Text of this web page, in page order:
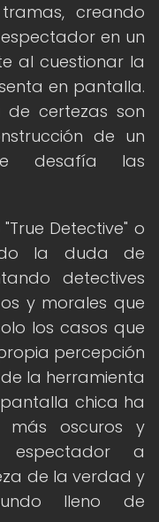
creando
en un
al cuestionar la
en pantalla.
certezas son
de un
desafía las
Detective" o
la duda de
detectives
y morales que
los casos que
percepción
la herramienta
chica ha
más oscuros y
espectador a
de la verdad y
lleno de